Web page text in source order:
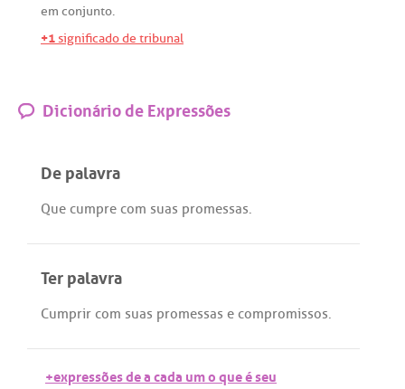
em conjunto.
+1significado de tribunal
Dicionário de Expressões
De palavra
Que cumpre com suas promessas.
Ter palavra
Cumprir com suas promessas e compromissos.
+expressões de a cada um o que é seu